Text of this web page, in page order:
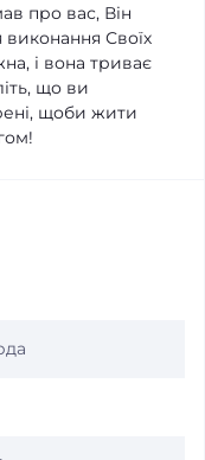
про вас, Він
Своїх
і вона триває
що ви
щоби жити